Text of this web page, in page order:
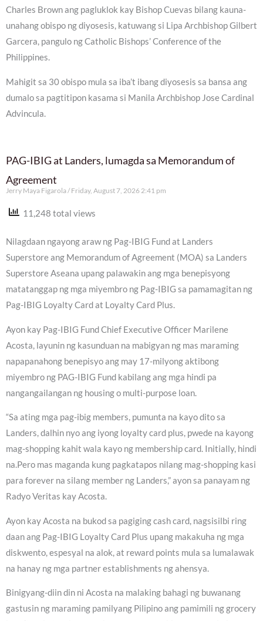
Charles Brown ang pagluklok kay Bishop Cuevas bilang kauna-
unahang obispo ng diyosesis, katuwang si Lipa Archbishop Gilbert
Garcera, pangulo ng Catholic Bishops’ Conference of the
Philippines.
Mahigit sa 30 obispo mula sa iba’t ibang diyosesis sa bansa ang
dumalo sa pagtitipon kasama si Manila Archbishop Jose Cardinal
Advincula.
PAG-IBIG at Landers, lumagda sa Memorandum of
Agreement
Jerry Maya Figarola Friday, August 7, 2026 2:41 pm
11,248 total views
Nilagdaan ngayong araw ng Pag-IBIG Fund at Landers
Superstore ang Memorandum of Agreement (MOA) sa Landers
Superstore Aseana upang palawakin ang mga benepisyong
matatanggap ng mga miyembro ng Pag-IBIG sa pamamagitan ng
Pag-IBIG Loyalty Card at Loyalty Card Plus.
Ayon kay Pag-IBIG Fund Chief Executive Officer Marilene
Acosta, layunin ng kasunduan na mabigyan ng mas maraming
napapanahong benepisyo ang may 17-milyong aktibong
miyembro ng PAG-IBIG Fund kabilang ang mga hindi pa
nangangailangan ng housing o multi-purpose loan.
“Sa ating mga pag-ibig members, pumunta na kayo dito sa
Landers, dalhin nyo ang iyong loyalty card plus, pwede na kayong
mag-shopping kahit wala kayo ng membership card. Initially, hindi
na.Pero mas maganda kung pagkatapos nilang mag-shopping kasi
para forever na silang member ng Landers,” ayon sa panayam ng
Radyo Veritas kay Acosta.
Ayon kay Acosta na bukod sa pagiging cash card, nagsisilbi ring
daan ang Pag-IBIG Loyalty Card Plus upang makakuha ng mga
diskwento, espesyal na alok, at reward points mula sa lumalawak
na hanay ng mga partner establishments ng ahensya.
Binigyang-diin din ni Acosta na malaking bahagi ng buwanang
gastusin ng maraming pamilyang Pilipino ang pamimili ng grocery